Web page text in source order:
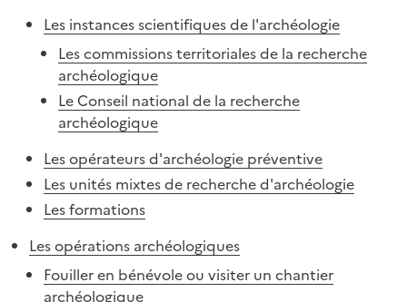
Les instances scientifiques de l'archéologie
Les commissions territoriales de la recherche
archéologique
Le Conseil national de la recherche
archéologique
Les opérateurs d'archéologie préventive
Les unités mixtes de recherche d'archéologie
Les formations
Les opérations archéologiques
Fouiller en bénévole ou visiter un chantier
archéologique